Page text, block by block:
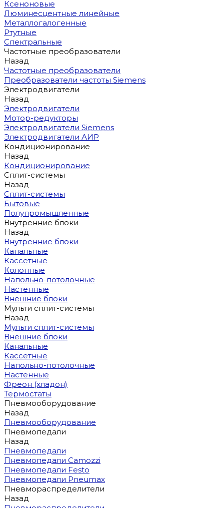
Ксеноновые
Люминесцентные линейные
Металлогалогенные
Ртутные
Спектральные
Частотные преобразователи
Назад
Частотные преобразователи
Преобразователи частоты Siemens
Электродвигатели
Назад
Электродвигатели
Мотор-редукторы
Электродвигатели Siemens
Электродвигатели АИР
Кондиционирование
Назад
Кондиционирование
Сплит-системы
Назад
Сплит-системы
Бытовые
Полупромышленные
Внутренние блоки
Назад
Внутренние блоки
Канальные
Кассетные
Колонные
Напольно-потолочные
Настенные
Внешние блоки
Мульти сплит-системы
Назад
Мульти сплит-системы
Внешние блоки
Канальные
Кассетные
Напольно-потолочные
Настенные
Фреон (хладон)
Термостаты
Пневмооборудование
Назад
Пневмооборудование
Пневмопедали
Назад
Пневмопедали
Пневмопедали Camozzi
Пневмопедали Festo
Пневмопедали Pneumax
Пневмораспределители
Назад